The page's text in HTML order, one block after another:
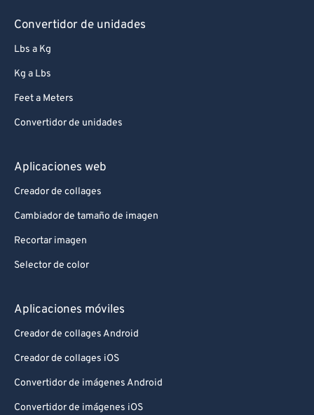
Convertidor de unidades
Lbs a Kg
Kg a Lbs
Feet a Meters
Convertidor de unidades
Aplicaciones web
Creador de collages
Cambiador de tamaño de imagen
Recortar imagen
Selector de color
Aplicaciones móviles
Creador de collages Android
Creador de collages iOS
Convertidor de imágenes Android
Convertidor de imágenes iOS